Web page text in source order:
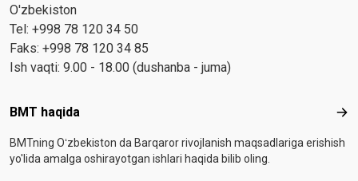
O'zbekiston
Tel: +998 78 120 34 50
Faks: +998 78 120 34 85
Ish vaqti: 9.00 - 18.00 (dushanba - juma)
Footer menu
BMT haqida
BMTning Oʻzbekiston da Barqaror rivojlanish maqsadlariga erishish
yo'lida amalga oshirayotgan ishlari haqida bilib oling.